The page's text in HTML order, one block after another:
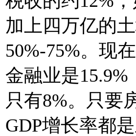
加上四万亿的
50%-75%。现
金融业是
只有8%。只要
GDP增长率都